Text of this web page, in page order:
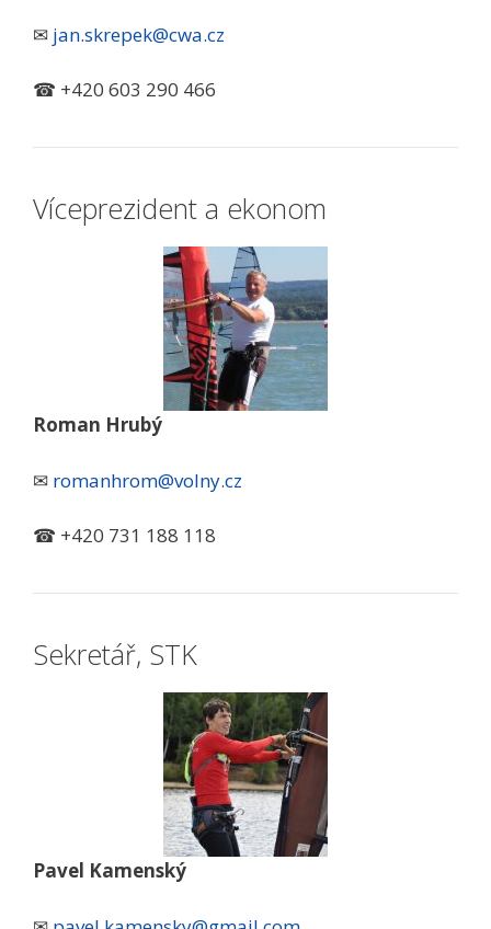
✉ jan.skrepek@cwa.cz
☎ +420 603 290 466
Víceprezident a ekonom
Roman Hrubý
✉ romanhrom@volny.cz
☎ +420 731 188 118
Sekretář, STK
Pavel Kamenský